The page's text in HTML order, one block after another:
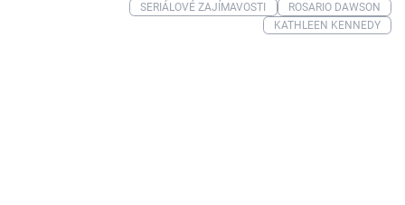
SERIÁLOVÉ ZAJÍMAVOSTI
ROSARIO DAWSON
KATHLEEN KENNEDY